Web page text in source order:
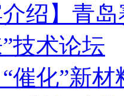
介绍】青
术论坛
催化”新